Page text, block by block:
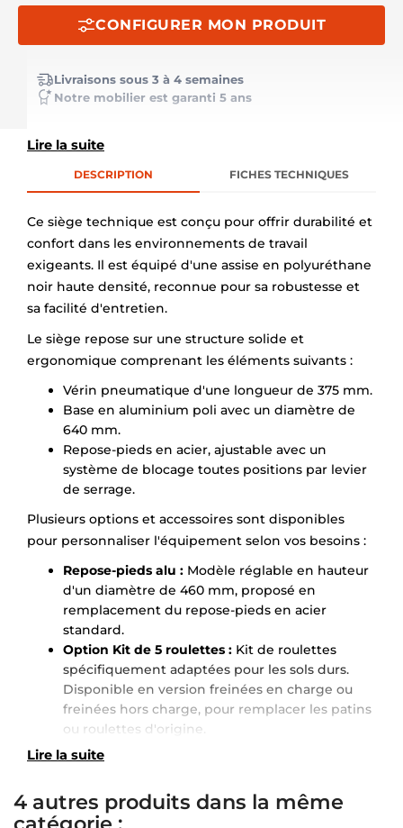
Demande de rappel
Lire la suite
CONFIGURER MON PRODUIT
Livraisons sous 3 à 4 semaines
Notre mobilier est garanti 5 ans
DESCRIPTION FICHES TECHNIQUES
Ce siège technique est conçu pour offrir durabilité et
confort dans les environnements de travail
exigeants. Il est équipé d'une assise en polyuréthane
noir haute densité, reconnue pour sa robustesse et
sa facilité d'entretien.
Le siège repose sur une structure solide et
ergonomique comprenant les éléments suivants :
Vérin pneumatique d'une longueur de 375 mm.
Base en aluminium poli avec un diamètre de
640 mm.
Repose-pieds en acier, ajustable avec un
système de blocage toutes positions par levier
de serrage.
Plusieurs options et accessoires sont disponibles
pour personnaliser l'équipement selon vos besoins :
Repose-pieds alu : Modèle réglable en hauteur
d'un diamètre de 460 mm, proposé en
remplacement du repose-pieds en acier
standard.
Option Kit de 5 roulettes : Kit de roulettes
spécifiquement adaptées pour les sols durs.
Disponible en version freinées en charge ou
freinées hors charge, pour remplacer les patins
ou roulettes d'origine.
Lire la suite
4 autres produits dans la même